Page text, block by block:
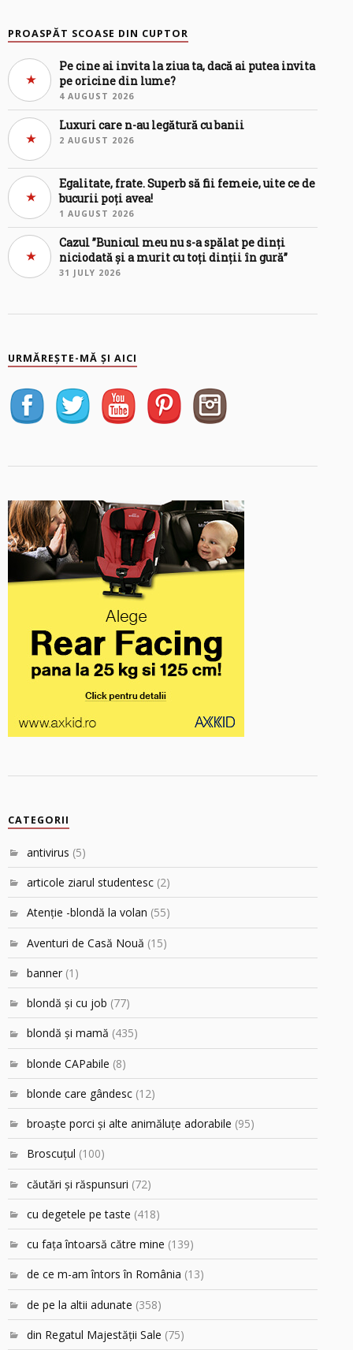
PROASPĂT SCOASE DIN CUPTOR
Pe cine ai invita la ziua ta, dacă ai putea invita
pe oricine din lume?
4 AUGUST 2026
Luxuri care n-au legătură cu banii
2 AUGUST 2026
Egalitate, frate. Superb să fii femeie, uite ce de
bucurii poți avea!
1 AUGUST 2026
Cazul ”Bunicul meu nu s-a spălat pe dinți
niciodată și a murit cu toți dinții în gură”
31 JULY 2026
URMĂREȘTE-MĂ ȘI AICI
CATEGORII
antivirus (5)
articole ziarul studentesc (2)
Atenţie -blondă la volan (55)
Aventuri de Casă Nouă (15)
banner (1)
blondă şi cu job (77)
blondă şi mamă (435)
blonde CAPabile (8)
blonde care gândesc (12)
broaşte porci şi alte animăluţe adorabile (95)
Broscuțul (100)
căutări şi răspunsuri (72)
cu degetele pe taste (418)
cu faţa întoarsă către mine (139)
de ce m-am întors în România (13)
de pe la altii adunate (358)
din Regatul Majestăţii Sale (75)